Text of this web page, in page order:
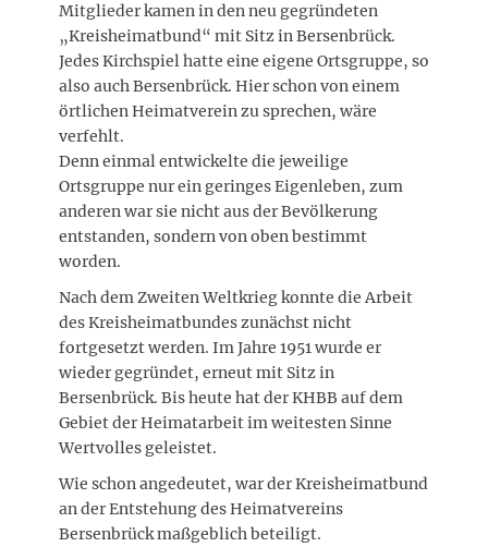
Mitglieder kamen in den neu gegründeten
„Kreisheimatbund“ mit Sitz in Bersenbrück.
Jedes Kirchspiel hatte eine eigene Ortsgruppe, so
also auch Bersenbrück. Hier schon von einem
örtlichen Heimatverein zu sprechen, wäre
verfehlt.
Denn einmal entwickelte die jeweilige
Ortsgruppe nur ein geringes Eigenleben, zum
anderen war sie nicht aus der Bevölkerung
entstanden, sondern von oben bestimmt
worden.
Nach dem Zweiten Weltkrieg konnte die Arbeit
des Kreisheimatbundes zunächst nicht
fortgesetzt werden. Im Jahre 1951 wurde er
wieder gegründet, erneut mit Sitz in
Bersenbrück. Bis heute hat der KHBB auf dem
Gebiet der Heimatarbeit im weitesten Sinne
Wertvolles geleistet.
Wie schon angedeutet, war der Kreisheimatbund
an der Entstehung des Heimatvereins
Bersenbrück maßgeblich beteiligt.